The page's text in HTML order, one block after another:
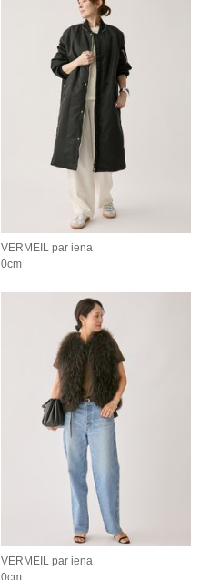
VERMEIL par iena
0cm
VERMEIL par iena
0cm